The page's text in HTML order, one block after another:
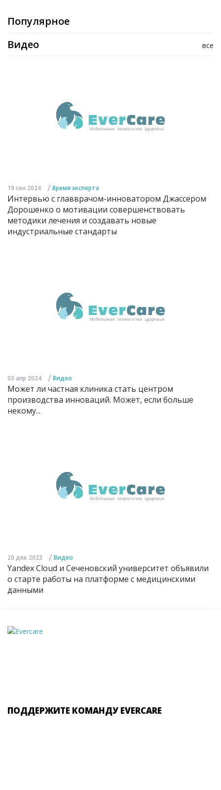
Популярное
все
Видео
19 сен 2024 / Время эксперта
Интервью с главврачом-инноватором Джассером
Дорошенко о мотивации совершенствовать
методики лечения и создавать новые
индустриальные стандарты
03 апр 2024 / Видео
Может ли частная клиника стать центром
производства инноваций. Может, если больше
некому...
20 дек 2023 / Видео
Yandex Cloud и Сеченовский университет объявили
о старте работы на платформе с медицинскими
данными
ПОДДЕРЖИТЕ КОМАНДУ EVERCARE